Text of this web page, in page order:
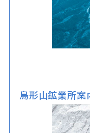
鳥形山鉱業所案